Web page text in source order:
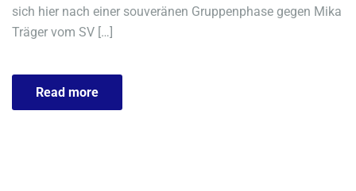
sich hier nach einer souveränen Gruppenphase gegen Mika
Träger vom SV […]
Read more